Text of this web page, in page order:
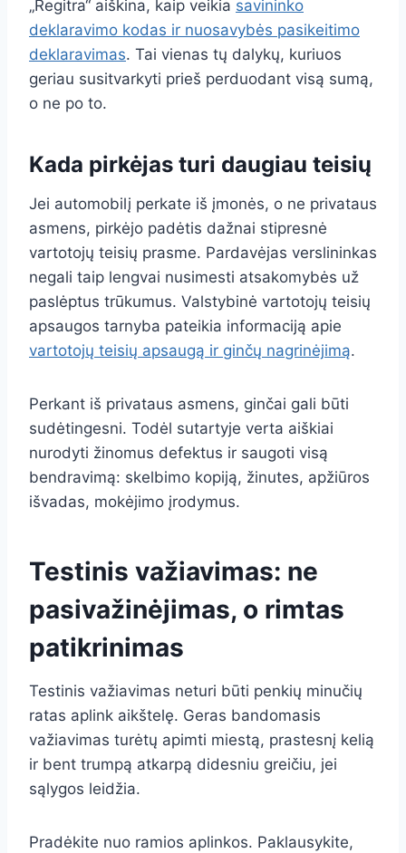
„Regitra“ aiškina, kaip veikia savininko
deklaravimo kodas ir nuosavybės pasikeitimo
deklaravimas. Tai vienas tų dalykų, kuriuos
geriau susitvarkyti prieš perduodant visą sumą,
o ne po to.
Kada pirkėjas turi daugiau teisių
Jei automobilį perkate iš įmonės, o ne privataus
asmens, pirkėjo padėtis dažnai stipresnė
vartotojų teisių prasme. Pardavėjas verslininkas
negali taip lengvai nusimesti atsakomybės už
paslėptus trūkumus. Valstybinė vartotojų teisių
apsaugos tarnyba pateikia informaciją apie
vartotojų teisių apsaugą ir ginčų nagrinėjimą.
Perkant iš privataus asmens, ginčai gali būti
sudėtingesni. Todėl sutartyje verta aiškiai
nurodyti žinomus defektus ir saugoti visą
bendravimą: skelbimo kopiją, žinutes, apžiūros
išvadas, mokėjimo įrodymus.
Testinis važiavimas: ne
pasivažinėjimas, o rimtas
patikrinimas
Testinis važiavimas neturi būti penkių minučių
ratas aplink aikštelę. Geras bandomasis
važiavimas turėtų apimti miestą, prastesnį kelią
ir bent trumpą atkarpą didesniu greičiu, jei
sąlygos leidžia.
Pradėkite nuo ramios aplinkos. Paklausykite,